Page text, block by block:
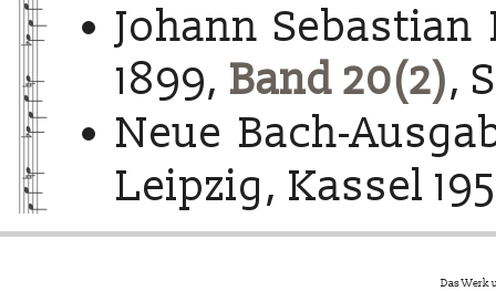
Johann Sebastian
1899, Band 20(2),
Neue Bach-
Leipzig, Kassel
Das Werk